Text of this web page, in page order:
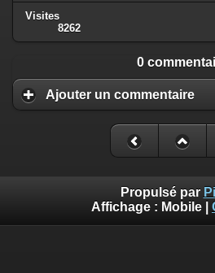
Visites
8262
0
Ajouter un commentaire
Propulsé par
Affichage : Mobile